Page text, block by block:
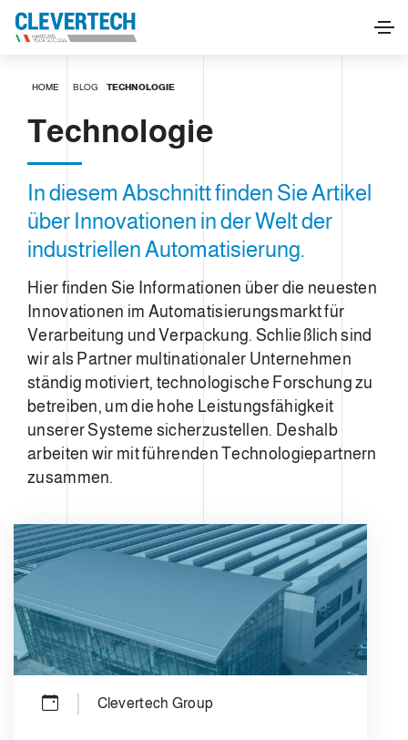
HOME BLOG TECHNOLOGIE
Technologie
In diesem Abschnitt finden Sie Artikel
über Innovationen in der Welt der
industriellen Automatisierung.
Hier finden Sie Informationen über die neuesten
Innovationen im Automatisierungsmarkt für
Verarbeitung und Verpackung. Schließlich sind
wir als Partner multinationaler Unternehmen
ständig motiviert, technologische Forschung zu
betreiben, um die hohe Leistungsfähigkeit
unserer Systeme sicherzustellen. Deshalb
arbeiten wir mit führenden Technologiepartnern
zusammen.
Clevertech Group